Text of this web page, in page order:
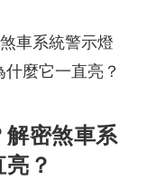
密煞車系
？